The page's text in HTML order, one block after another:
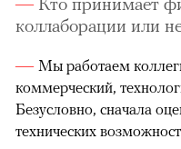
коллаборации или
Мы работаем
коммерческий,
Безусловно, сначала
технических